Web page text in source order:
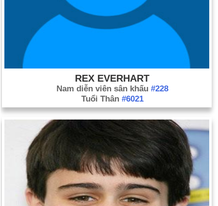
REX EVERHART
Nam diễn viên sân khấu #228
Tuổi Thân #6021